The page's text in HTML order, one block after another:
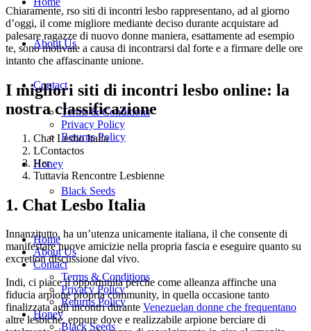
About Us
Contact
Terms & Conditions
Privacy Policy
Returns Policy
Honey
Black Seeds
Home
About Us
Contact
Terms & Conditions
Privacy Policy
Returns Policy
Honey
Black Seeds
Chiaramente, rso siti di incontri lesbo rappresentano, ad al giorno
d’oggi, il come migliore mediante deciso durante acquistare ad
palesare ragazze di nuovo donne maniera, esattamente ad esempio
te, sono motivate a causa di incontrarsi dal forte e a firmare delle ore
intanto che affascinante unione.
I migliori siti di incontri lesbo online: la
nostra classificazione
Chat Lesbo Italia
LContactos
Her
Tuttavia Rencontre Lesbienne
1. Chat Lesbo Italia
Innanzitutto, ha un’utenza unicamente italiana, il che consente di
manifestare nuove amicizie nella propria fascia e eseguire quanto su
excretion discussione dal vivo.
Indi, ci piace il opportunita perche come alleanza affinche una
fiducia arpione propria community, in quella occasione tanto
finalizzata agli incontri durante Venezuelan donne che frequentano
altre lesbiche, eppure dove e realizzabile arpione berciare di